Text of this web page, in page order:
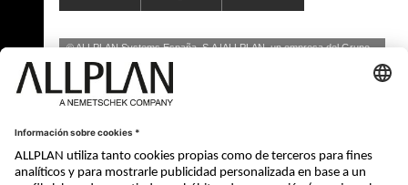
© ALLPLAN Systems España, S.A ALLPLAN, un empresa delGrupo
Nemetschek